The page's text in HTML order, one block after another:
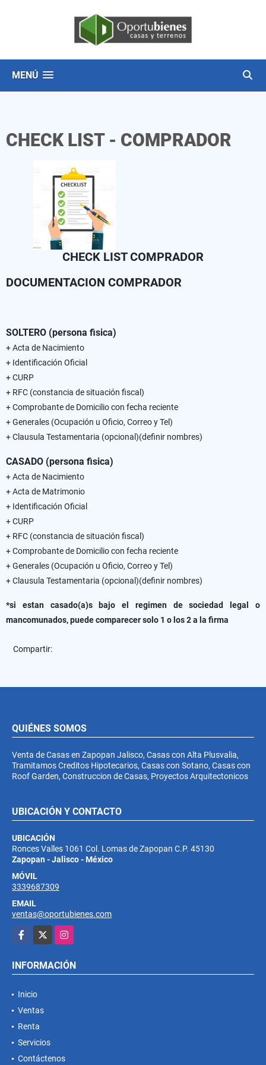
MENÚ
CHECK LIST - COMPRADOR
CHECK LIST COMPRADOR
DOCUMENTACION COMPRADOR
SOLTERO (persona fisica)
+ Acta de Nacimiento
+ Identificación Oficial
+ CURP
+ RFC (constancia de situación fiscal)
+ Comprobante de Domicilio con fecha reciente
+ Generales (Ocupación u Oficio, Correo y Tel)
+ Clausula Testamentaria (opcional)(definir nombres)
CASADO (persona fisica)
+ Acta de Nacimiento
+ Acta de Matrimonio
+ Identificación Oficial
+ CURP
+ RFC (constancia de situación fiscal)
+ Comprobante de Domicilio con fecha reciente
+ Generales (Ocupación u Oficio, Correo y Tel)
+ Clausula Testamentaria (opcional)(definir nombres)
*si estan casado(a)s bajo el regimen de sociedad legal o
mancomunados, puede comparecer solo 1 o los 2 a la firma
Compartir:
QUIÉNES SOMOS
Venta de Casas en Zapopan Jalisco, Casas con Alta Plusvalia,
Tramitamos Creditos Hipotecarios, Casas con Sotano, Casas con
Roof Garden, Construccion de Casas, Proyectos Arquitectonicos
UBICACIÓN Y CONTACTO
UBICACIÓN
Ronces Valles 1061 Col. Lomas de Zapopan C.P. 45130
Zapopan - Jalisco - México
MÓVIL
3339687309
EMAIL
ventas@oportubienes.com
Facebook
Instagram
INFORMACIÓN
Inicio
Ventas
Renta
Servicios
Contáctenos